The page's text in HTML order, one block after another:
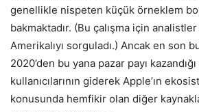
genellikle nispeten küçük örneklem
bakmaktadır. (Bu çalışma için
Amerikalıyı sorguladı.) Ancak en son
2020’den bu yana pazar payı
kullanıcılarının giderek Apple’ın
konusunda hemfikir olan diğer